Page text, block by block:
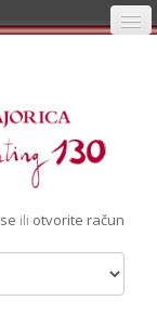
ili otvorite račun